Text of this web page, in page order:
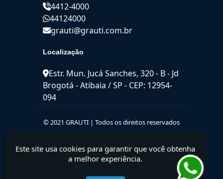
4412-4000
44124000
grauti@grauti.com.br
Localização
Estr. Mun. Jucá Sanches, 320 - B - Jd
Brogotá - Atibaia / SP - CEP: 12954-
094
© 2021 GRAUTI | Todos os direitos reservados
Este site usa cookies para garantir que você obtenha
a melhor experiência.